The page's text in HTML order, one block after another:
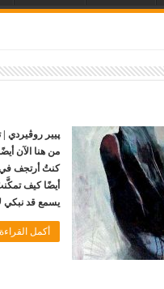
پيير روڤيردي
من هنا الآن
كنتُ أرتجف في
أيضًا كيف
يسمع قد نبكي
أكمل